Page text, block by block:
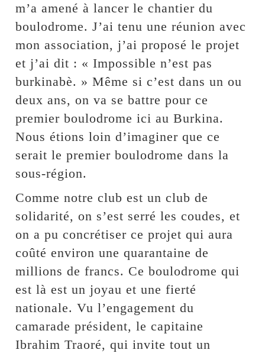
m’a amené à lancer le chantier du
boulodrome. J’ai tenu une réunion avec
mon association, j’ai proposé le projet
et j’ai dit : « Impossible n’est pas
burkinabè. » Même si c’est dans un ou
deux ans, on va se battre pour ce
premier boulodrome ici au Burkina.
Nous étions loin d’imaginer que ce
serait le premier boulodrome dans la
sous-région.
Comme notre club est un club de
solidarité, on s’est serré les coudes, et
on a pu concrétiser ce projet qui aura
coûté environ une quarantaine de
millions de francs. Ce boulodrome qui
est là est un joyau et une fierté
nationale. Vu l’engagement du
camarade président, le capitaine
Ibrahim Traoré, qui invite tout un